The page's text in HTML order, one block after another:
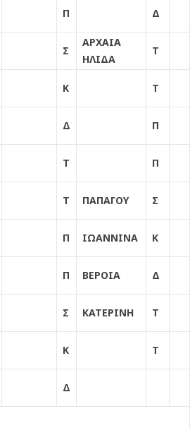
Π Δ
Σ
ΑΡΧΑΙΑ
ΗΛΙΔΑ
Τ
Κ Τ
Δ Π
Τ Π
Τ ΠΑΠΑΓΟΥ Σ
Π ΙΩΑΝΝΙΝΑ Κ
Π ΒΕΡΟΙΑ Δ
Σ ΚΑΤΕΡΙΝΗ T
Κ Τ
Δ